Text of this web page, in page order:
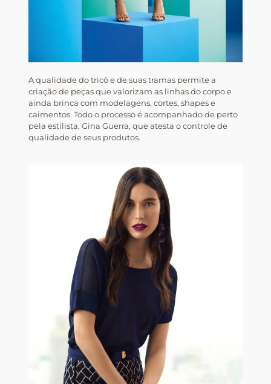
A qualidade do tricô e de suas tramas permite a
criação de peças que valorizam as linhas do corpo e
ainda brinca com modelagens, cortes, shapes e
caimentos. Todo o processo é acompanhado de perto
pela estilista, Gina Guerra, que atesta o controle de
qualidade de seus produtos.